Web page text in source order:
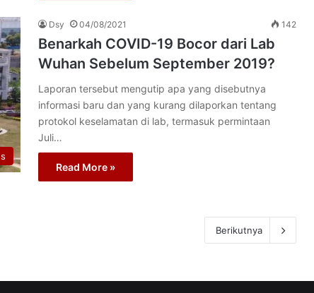
Dsy 04/08/2021 142
Benarkah COVID-19 Bocor dari Lab
Wuhan Sebelum September 2019?
Laporan tersebut mengutip apa yang disebutnya
informasi baru dan yang kurang dilaporkan tentang
protokol keselamatan di lab, termasuk permintaan
Juli…
Read More »
Berikutnya